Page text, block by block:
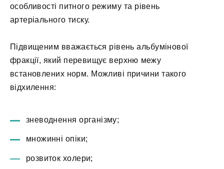
особливості питного режиму та рівень
артеріального тиску.
Підвищеним вважається рівень альбумінової
фракції, який перевищує верхню межу
встановлених норм. Можливі причини такого
відхилення:
зневоднення організму;
множинні опіки;
розвиток холери;